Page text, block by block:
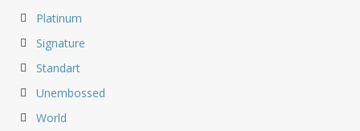
Platinum
Signature
Standart
Unembossed
World